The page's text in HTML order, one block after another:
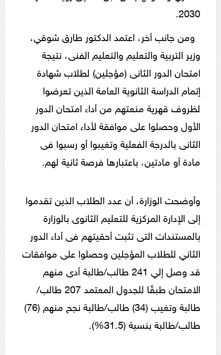
2030.
ومن جانب أخر، اعتمد الدكتور طارق شوقي،
وزير التربية والتعليم والتعليم الفنى، نتيجة
امتحان الدور الثانى (مؤجلين) لطلاب شهادة
إتمام الدراسة الثانوية العامة الذين تعرضوا
لظروف قهرية منعتهم من أداء امتحان الدور
الأول وحصلوا على موافقة لأداء امتحان الدور
الثانى بالدرجة الفعلية وتغيبوا أو رسبوا فى
مادة أو مادتين، باعتبارها فرصة ثانية لهم.
وأوضحت الوزارة، أن عدد الطلاب الذين تقدموا
إلى الإدارة المركزية للتعليم الثانوى بالوزارة
بالمستندات التى تثبت أحقيتهم فى أداء الدور
الثاني للطلاب المؤجلين وحصلوا على موافقات
قد وصل إلي 241 طالب/طالبة أدى منهم
الامتحان طبقًا للجدول المعتمد 207 طالب/
طالبة وتغيب (34) طالب/طالبة نجح منهم (76)
طالب/طالبة بنسبة (31.5%).